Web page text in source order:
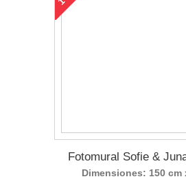
Fotomural Sofie &
Dimensiones: 150 cm